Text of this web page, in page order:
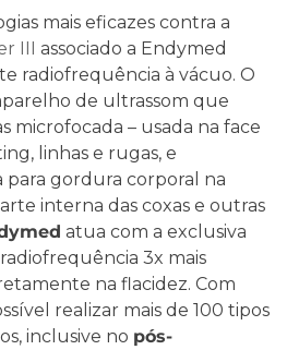
mais eficazes contra a
III associado a Endymed
radiofrequência à vácuo. O
de ultrassom que
microfocada – usada na face
linhas e rugas, e
para gordura corporal na
interna das coxas e outras
atua com a exclusiva
3x mais
na flacidez. Com
realizar mais de 100 tipos
inclusive no pós-